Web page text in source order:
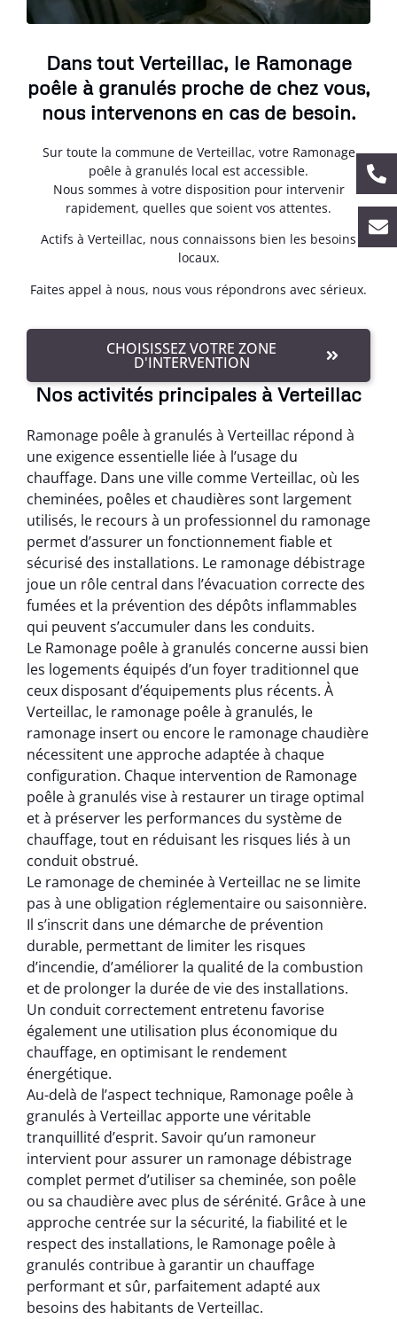
Dans tout Verteillac, le Ramonage
poêle à granulés proche de chez vous,
nous intervenons en cas de besoin.
Sur toute la commune de Verteillac, votre Ramonage
poêle à granulés local est accessible.
Nous sommes à votre disposition pour intervenir
rapidement, quelles que soient vos attentes.
Actifs à Verteillac, nous connaissons bien les besoins
locaux.
Faites appel à nous, nous vous répondrons avec sérieux.
CHOISISSEZ VOTRE ZONE
D'INTERVENTION
Nos activités principales à Verteillac
Ramonage poêle à granulés à Verteillac répond à
une exigence essentielle liée à l’usage du
chauffage. Dans une ville comme Verteillac, où les
cheminées, poêles et chaudières sont largement
utilisés, le recours à un professionnel du ramonage
permet d’assurer un fonctionnement fiable et
sécurisé des installations. Le ramonage débistrage
joue un rôle central dans l’évacuation correcte des
fumées et la prévention des dépôts inflammables
qui peuvent s’accumuler dans les conduits.
Le Ramonage poêle à granulés concerne aussi bien
les logements équipés d’un foyer traditionnel que
ceux disposant d’équipements plus récents. À
Verteillac, le ramonage poêle à granulés, le
ramonage insert ou encore le ramonage chaudière
nécessitent une approche adaptée à chaque
configuration. Chaque intervention de Ramonage
poêle à granulés vise à restaurer un tirage optimal
et à préserver les performances du système de
chauffage, tout en réduisant les risques liés à un
conduit obstrué.
Le ramonage de cheminée à Verteillac ne se limite
pas à une obligation réglementaire ou saisonnière.
Il s’inscrit dans une démarche de prévention
durable, permettant de limiter les risques
d’incendie, d’améliorer la qualité de la combustion
et de prolonger la durée de vie des installations.
Un conduit correctement entretenu favorise
également une utilisation plus économique du
chauffage, en optimisant le rendement
énergétique.
Au-delà de l’aspect technique, Ramonage poêle à
granulés à Verteillac apporte une véritable
tranquillité d’esprit. Savoir qu’un ramoneur
intervient pour assurer un ramonage débistrage
complet permet d’utiliser sa cheminée, son poêle
ou sa chaudière avec plus de sérénité. Grâce à une
approche centrée sur la sécurité, la fiabilité et le
respect des installations, le Ramonage poêle à
granulés contribue à garantir un chauffage
performant et sûr, parfaitement adapté aux
besoins des habitants de Verteillac.